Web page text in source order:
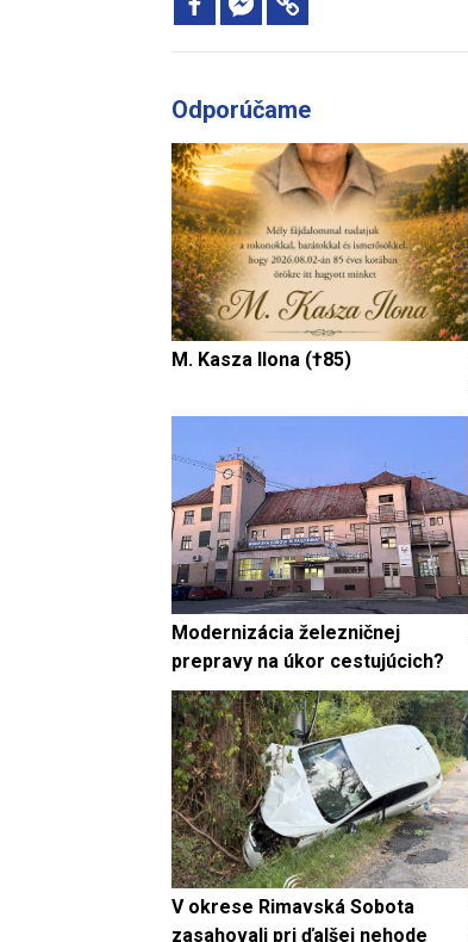
Odporúčame
M. Kasza Ilona (†85)
Modernizácia železničnej
prepravy na úkor cestujúcich?
V okrese Rimavská Sobota
zasahovali pri ďalšej nehode